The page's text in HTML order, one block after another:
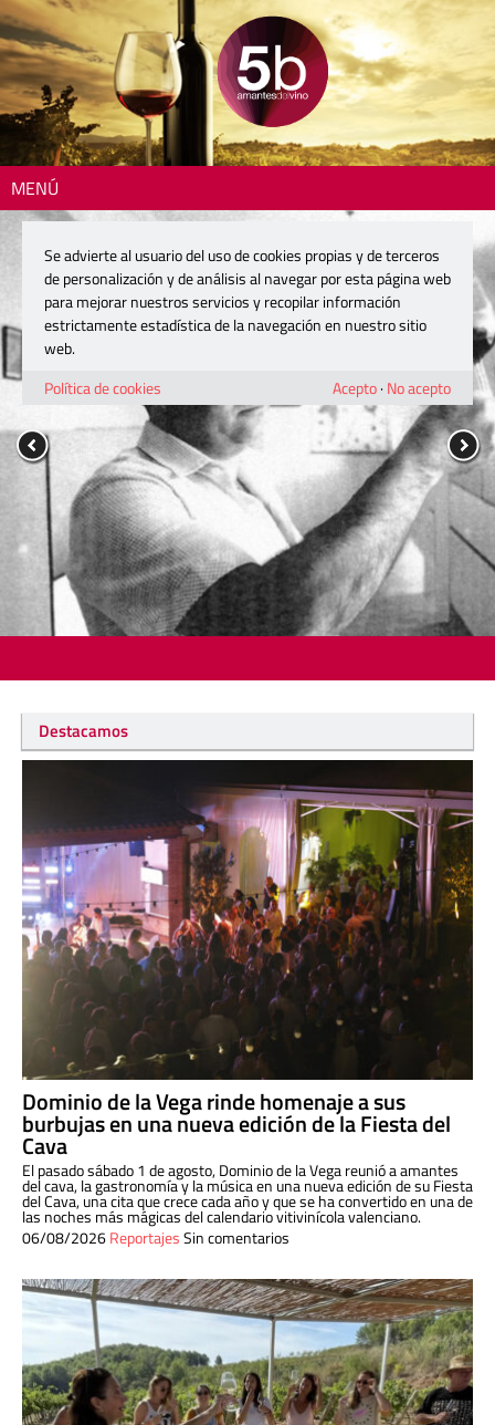
MENÚ
Destacamos
Dominio de la Vega rinde homenaje a sus
burbujas en una nueva edición de la Fiesta del
Cava
El pasado sábado 1 de agosto, Dominio de la Vega reunió a amantes
del cava, la gastronomía y la música en una nueva edición de su Fiesta
del Cava, una cita que crece cada año y que se ha convertido en una de
las noches más mágicas del calendario vitivinícola valenciano.
06/08/2026ReportajesSin comentarios
Se advierte al usuario del uso de cookies propias y de terceros
de personalización y de análisis al navegar por esta página web
para mejorar nuestros servicios y recopilar información
estrictamente estadística de la navegación en nuestro sitio
web.
Política de cookies
Acepto· No acepto